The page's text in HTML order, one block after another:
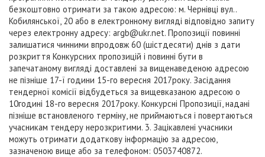
безкоштовно отримати за такою адресою: м. Чернівці вул..
Кобилянської, 20 або в електронному вигляді відповідно запиту
через електронну адресу: argb@ukr.net. Пропозиції повинні
залишатися чинними впродовж 60 (шістдесяти) днів з дати
розкриття Конкурсних пропозицій і повинні бути в
запечатаному вигляді доставлені за вищенаведеною адресою
не пізніше 17-ї години 15-го вересня 2017року. Засідання
тендерної комісії відбудеться за вищевказаною адресою о
10годині 18-го вересня 2017року. Конкурсні Пропозиції, надані
пізніше встановленого терміну, не приймаються і повертаються
учасникам тендеру нерозкритими. 3. Зацікавлені учасники
можуть отримати додаткову інформацію за адресою,
зазначеною вище або за телефоном: 0503740872.